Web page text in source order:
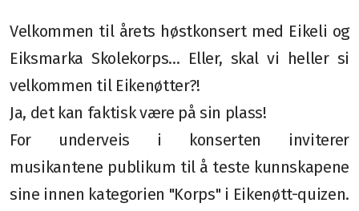
Velkommen til årets høstkonsert med Eikeli og
Eiksmarka Skolekorps... Eller, skal vi heller si
velkommen til Eikenøtter?!
Ja, det kan faktisk være på sin plass!
For underveis i konserten inviterer
musikantene publikum til å teste kunnskapene
sine innen kategorien "Korps" i Eikenøtt-quizen.
Korpsgenser
Retningslinjer
Permisjon
Personvern
Uniformsreglement